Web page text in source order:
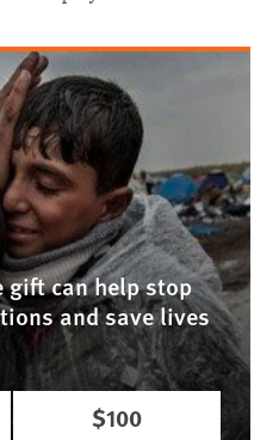
gift can help stop
and save lives
$100